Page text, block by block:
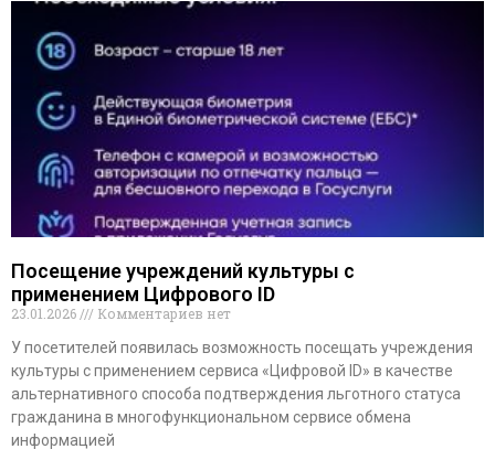
Посещение учреждений культуры с
применением Цифрового ID
23.01.2026
Комментариев нет
У посетителей появилась возможность посещать учреждения
культуры с применением сервиса «Цифровой ID» в качестве
альтернативного способа подтверждения льготного статуса
гражданина в многофункциональном сервисе обмена
информацией